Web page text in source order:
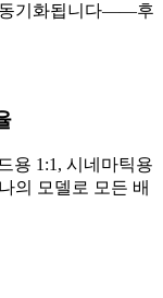
동기화됩니다——후
용 1:1, 시네마틱용
의 모델로 모든 배